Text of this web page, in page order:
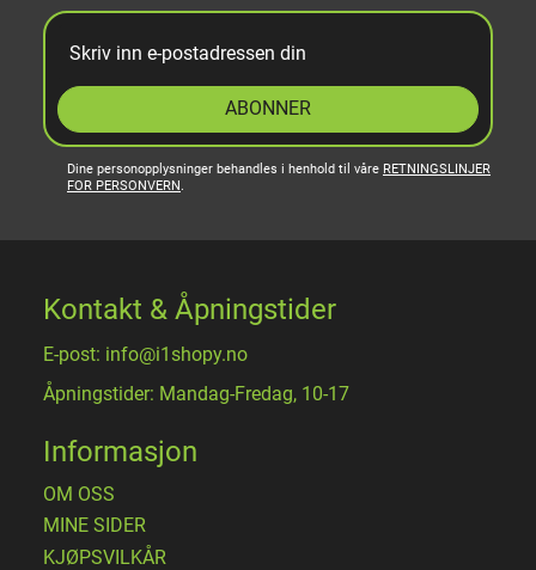
ABONNER
Dine personopplysninger behandles i henhold til våre RETNINGSLINJER
FOR PERSONVERN.
Kontakt & Åpningstider
E-post: info@i1shopy.no
Åpningstider: Mandag-Fredag, 10-17
Informasjon
OM OSS
MINE SIDER
​KJØPSVILKÅR